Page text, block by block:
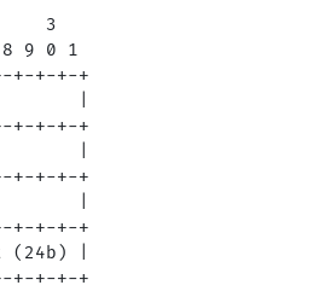
3
9 0 1
+-+-+-+
|
+-+-+-+
|
+-+-+-+
|
+-+-+-+
(24b) |
+-+-+-+